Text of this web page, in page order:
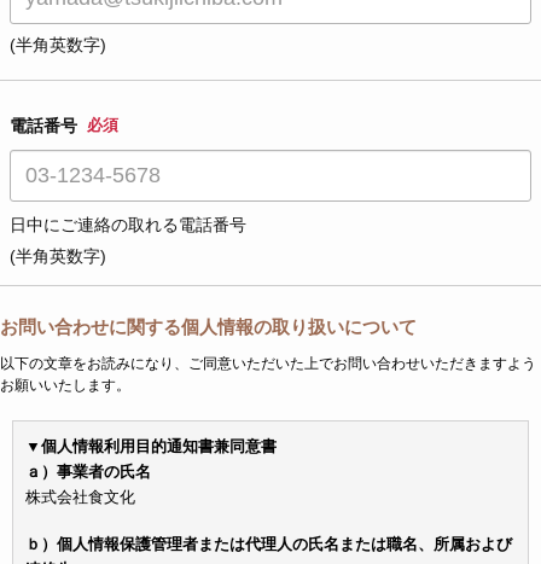
(半角英数字)
電話番号 必須
日中にご連絡の取れる電話番号
(半角英数字)
お問い合わせに関する個人情報の取り扱いについて
以下の文章をお読みになり、ご同意いただいた上でお問い合わせいただきますよう
お願いいたします。
▼個人情報利用目的通知書兼同意書
ａ）事業者の氏名
株式会社食文化
ｂ）個人情報保護管理者または代理人の氏名または職名、所属および